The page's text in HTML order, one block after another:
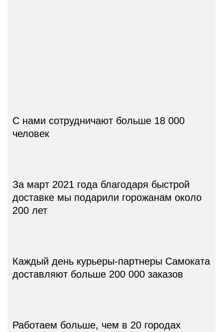
С нами сотрудничают больше 18 000
человек
Каждый день курьеры-партнеры Самоката
доставляют больше 200 000 заказов
За март 2021 года благодаря быстрой
доставке мы подарили горожанам около
200 лет
Работаем больше, чем в 20 городах